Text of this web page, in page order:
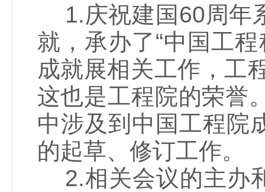
1.庆祝建国60周年
就，承办了“中国工
成就展相关工作，工
这也是工程院的荣誉
中涉及到中国工程院
的起草、修订工作。
2.相关会议的主办